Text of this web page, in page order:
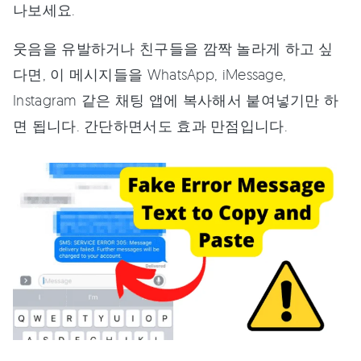
나보세요.
웃음을 유발하거나 친구들을 깜짝 놀라게 하고 싶
다면, 이 메시지들을 WhatsApp, iMessage,
Instagram 같은 채팅 앱에 복사해서 붙여넣기만 하
면 됩니다. 간단하면서도 효과 만점입니다.